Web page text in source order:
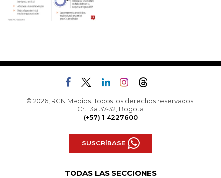
© 2026, RCN Medios. Todos los derechos reservados.
Cr. 13a 37-32, Bogotá
(+57) 1 4227600
SUSCRÍBASE
TODAS LAS SECCIONES